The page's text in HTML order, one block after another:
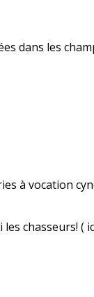
dans les
à vocation
chasseurs! (